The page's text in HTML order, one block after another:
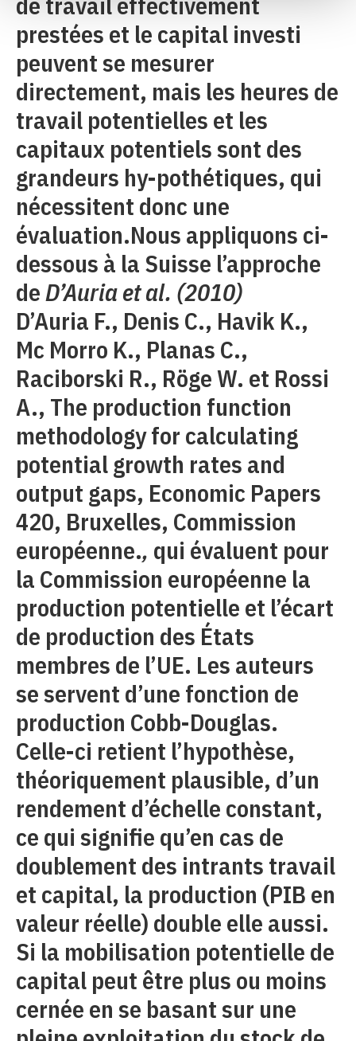
prestées et le capital investi
peuvent se mesurer
directement, mais les heures de
travail potentielles et les
capitaux potentiels sont des
grandeurs hy-pothétiques, qui
nécessitent donc une
évaluation.Nous appliquons ci-
dessous à la Suisse l’approche
deD’Auria et al. (2010)
D’Auria F., Denis C., Havik K.,
Mc Morro K., Planas C.,
Raciborski R., Röge W. et Rossi
A., The production function
methodology for calculating
potential growth rates and
output gaps, Economic Papers
420, Bruxelles, Commission
européenne., qui évaluent pour
la Commission européenne la
production potentielle et l’écart
de production des États
membres de l’UE. Les auteurs
se servent d’une fonction de
production Cobb-Douglas.
Celle-ci retient l’hypothèse,
théoriquement plausible, d’un
rendement d’échelle constant,
ce qui signifie qu’en cas de
doublement des intrants travail
et capital, la production (PIB en
valeur réelle) double elle aussi.
Si la mobilisation potentielle de
capital peut être plus ou moins
cernée en se basant sur une